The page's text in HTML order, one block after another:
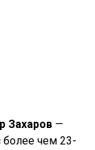
Захаров —
более чем 23-